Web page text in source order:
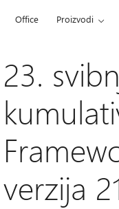
Office Proizvodi
23.
verzija